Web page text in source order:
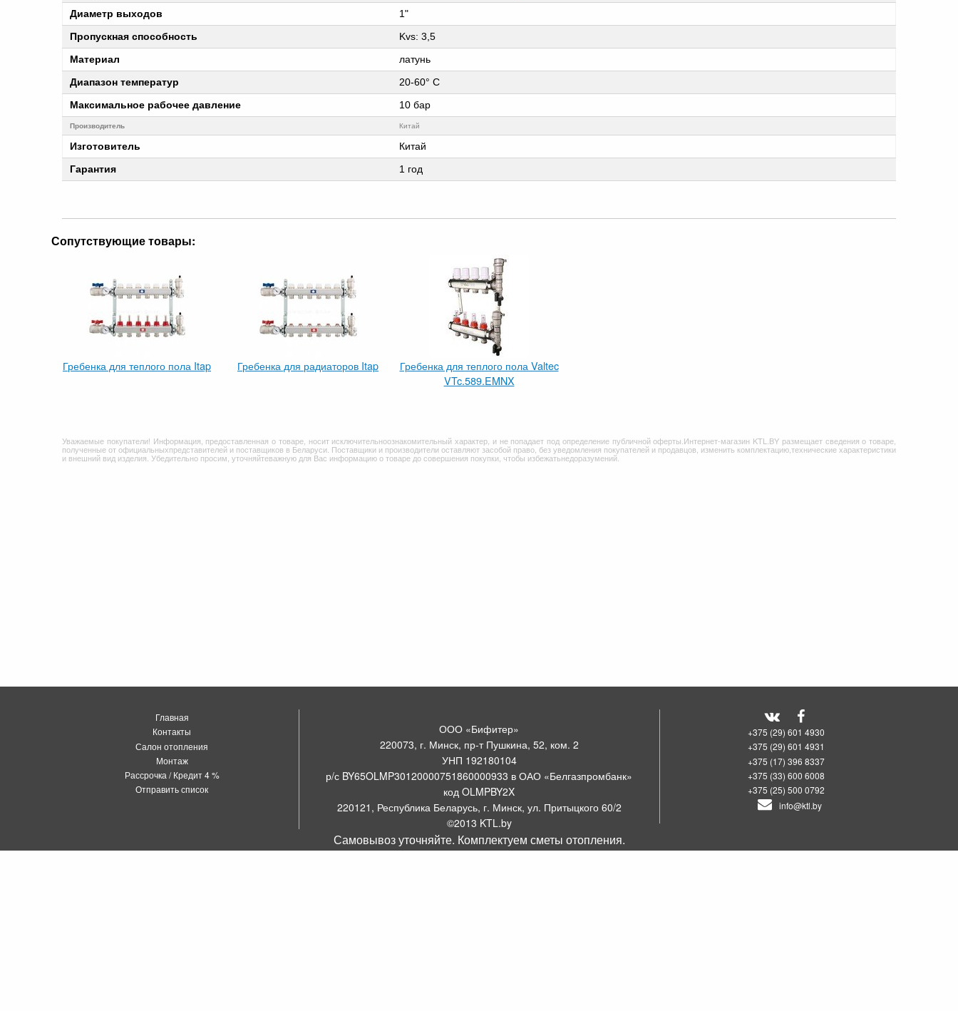
Диаметр выходов
1"
Пропускная способность
Kvs: 3,5
Материал
латунь
Диапазон температур
20-60° C
Максимальное рабочее давление
10 бар
Производитель Китай
Изготовитель
Китай
Гарантия
1 год
Сопутствующие товары:
Гребенка для теплого пола Itap Гребенка для радиаторов Itap
Гребенка для теплого пола Valtec
VTc.589.EMNX
Уважаемые покупатели! Информация, предоставленная о товаре, носит исключительноознакомительный характер, и не попадает под определение публичной оферты.Интернет-магазин KTL.BY размещает сведения о товаре,
полученные от официальныхпредставителей и поставщиков в Беларуси. Поставщики и производители оставляют засобой право, без уведомления покупателей и продавцов, изменить комплектацию,технические характеристики
и внешний вид изделия. Убедительно просим, уточняйтеважную для Вас информацию о товаре до совершения покупки, чтобы избежатьнедоразумений.
Главная
Контакты
Салон отопления
Монтаж
Рассрочка / Кредит 4 %
Отправить список
ООО «Бифитер»
220073, г. Минск, пр-т Пушкина, 52, ком. 2
УНП 192180104
р/с BY65OLMP30120000751860000933 в ОАО «Белгазпромбанк»
код OLMPBY2X
220121, Республика Беларусь, г. Минск, ул. Притыцкого 60/2
©2013 KTL.by
Пн-Пт:10:05-17:30Сб:11:00-13:00
+375 (29) 601 4930
+375 (29) 601 4931
+375 (17) 396 8337
+375 (33) 600 6008
+375 (25) 500 0792
info@ktl.by
Самовывоз уточняйте. Комплектуем сметы отопления.